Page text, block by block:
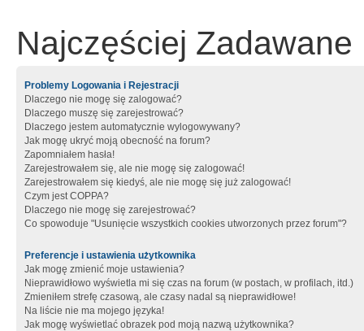
Najczęściej Zadawane
Problemy Logowania i Rejestracji
Dlaczego nie mogę się zalogować?
Dlaczego muszę się zarejestrować?
Dlaczego jestem automatycznie wylogowywany?
Jak mogę ukryć moją obecność na forum?
Zapomniałem hasła!
Zarejestrowałem się, ale nie mogę się zalogować!
Zarejestrowałem się kiedyś, ale nie mogę się już zalogować!
Czym jest COPPA?
Dlaczego nie mogę się zarejestrować?
Co spowoduje "Usunięcie wszystkich cookies utworzonych przez forum"?
Preferencje i ustawienia użytkownika
Jak mogę zmienić moje ustawienia?
Nieprawidłowo wyświetla mi się czas na forum (w postach, w profilach, itd.)
Zmieniłem strefę czasową, ale czasy nadal są nieprawidłowe!
Na liście nie ma mojego języka!
Jak mogę wyświetlać obrazek pod moją nazwą użytkownika?